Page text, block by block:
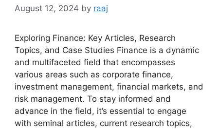
August 12, 2024 by raaj
Exploring Finance: Key Articles, Research
Topics, and Case Studies Finance is a dynamic
and multifaceted field that encompasses
various areas such as corporate finance,
investment management, financial markets, and
risk management. To stay informed and
advance in the field, it’s essential to engage
with seminal articles, current research topics,